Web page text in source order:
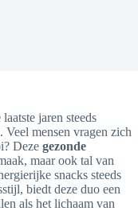
jaren steeds
mensen vragen zich
Deze gezonde
maar ook tal van
snacks steeds
biedt deze duo een
als het lichaam van